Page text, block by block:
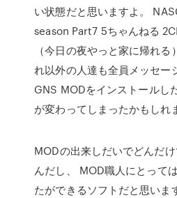
い状態だと思いますよ。
season Part7 5ちゃんねる
（今日の夜やっと家に帰れる
れ以外の人達も全員メッセー
GNS MODをインストールし
が変わってしまったかもしれ
MODの出来しだいでどんだ
んだし、 MOD職人にとって
たができるソフトだと思いま